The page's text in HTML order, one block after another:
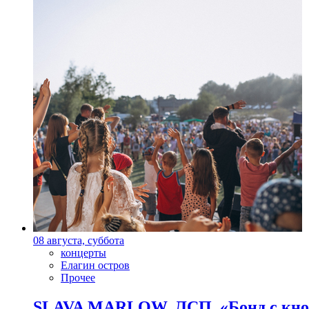
08 августа, суббота
концерты
Елагин остров
Прочее